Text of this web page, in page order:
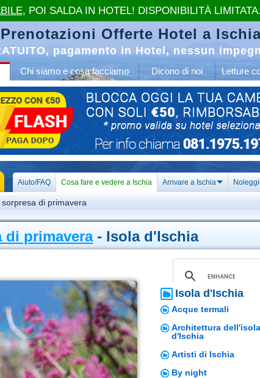
Offerte Hotel a
pagamento in Hotel, nessun
Chi siamo e cosa facciamo Dicono di noi Letture
Aiuto/FAQ Cosa fare e vedere a Ischia Arrivare a Ischia
di primavera
di primavera- Isola d'Ischia
Isola d'Ischia
Acque termali
Architettura dell'isola
d'Ischia
Artisti di Ischia
By night
, POI SALDA IN HOTEL! DISPONIBILITÀ LIMITATA.